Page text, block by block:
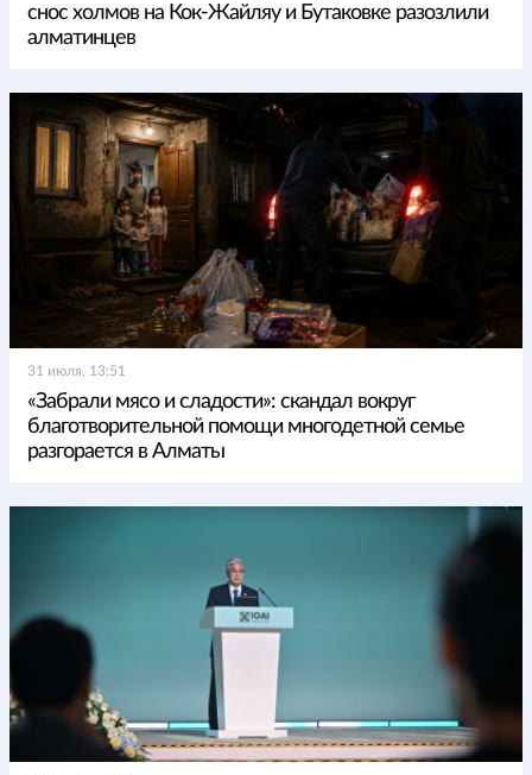
снос холмов на Кок-Жайляу и Бутаковке разозлили
алматинцев
31 июля, 13:51
«Забрали мясо и сладости»: скандал вокруг
благотворительной помощи многодетной семье
разгорается в Алматы